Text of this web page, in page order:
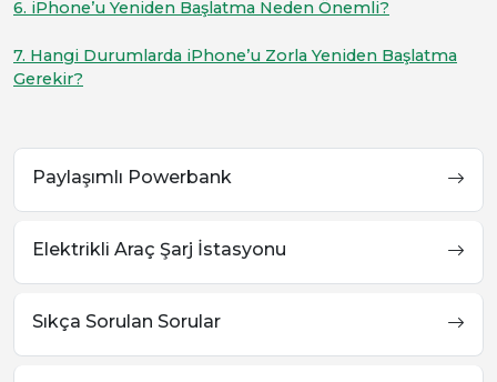
6. iPhone’u Yeniden Başlatma Neden Önemli?
7. Hangi Durumlarda iPhone’u Zorla Yeniden Başlatma
Gerekir?
Paylaşımlı Powerbank
Elektrikli Araç Şarj İstasyonu
Sıkça Sorulan Sorular